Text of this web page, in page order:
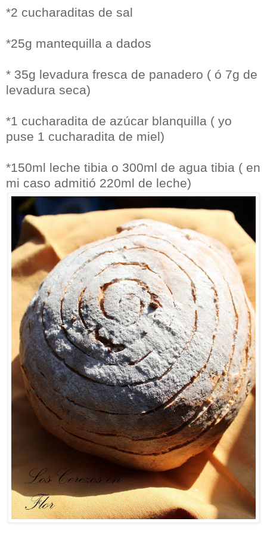
*2 cucharaditas de sal
*25g mantequilla a dados
* 35g levadura fresca de panadero ( ó 7g de
levadura seca)
*1 cucharadita de azúcar blanquilla ( yo
puse 1 cucharadita de miel)
*150ml leche tibia o 300ml de agua tibia ( en
mi caso admitió 220ml de leche)